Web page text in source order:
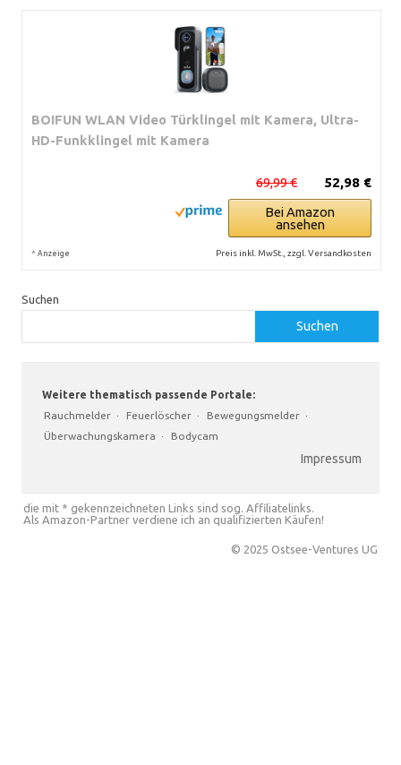
BOIFUN WLAN Video Türklingel mit Kamera, Ultra-
HD-Funkklingel mit Kamera
52,98 €
69,99 €
Bei Amazon
ansehen
* Anzeige Preis inkl. MwSt., zzgl. Versandkosten
Suchen
Suchen
Weitere thematisch passende Portale:
Rauchmelder · Feuerlöscher · Bewegungsmelder ·
Überwachungskamera · Bodycam
Impressum
die mit * gekennzeichneten Links sind sog. Affiliatelinks.
Als Amazon-Partner verdiene ich an qualifizierten Käufen!
© 2025 Ostsee-Ventures UG